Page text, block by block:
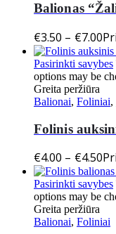
Balionas
€3.50 – €7.00
Pasirinkti savybes
options may be
Greita peržiūra
Balionai, Foliniai,
Folinis
€4.00 – €4.50
Pasirinkti savybes
options may be
Greita peržiūra
Balionai, Foliniai